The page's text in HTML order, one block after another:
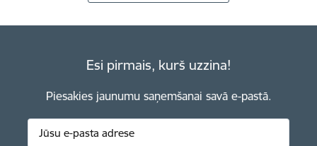
Esi pirmais, kurš uzzina!
Piesakies jaunumu saņemšanai savā e-pastā.